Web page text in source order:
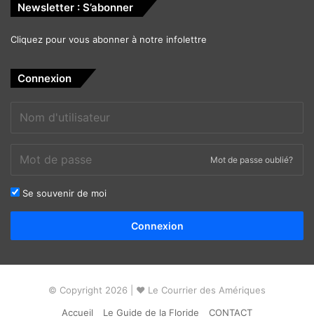
Newsletter : S’abonner
Cliquez pour vous abonner à notre infolettre
Connexion
Mot de passe oublié?
Se souvenir de moi
Connexion
© Copyright 2026 | ❤ Le Courrier des Amériques
Accueil
Le Guide de la Floride CONTACT